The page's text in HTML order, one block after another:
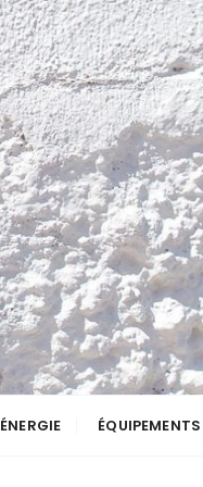
ÉNERGIE ÉQUIPEMENTS